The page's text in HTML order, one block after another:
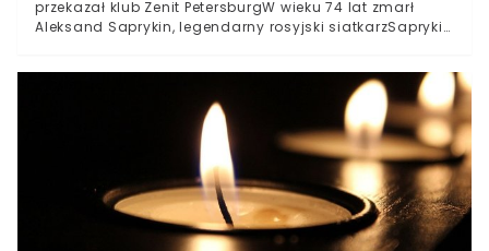
przekazał klub Zenit PetersburgW wieku 74 lat zmarł
Aleksand Saprykin, legendarny rosyjski siatkarzSaprykin
słynnego siatkarza Aleksandra Saprykina zasmuciły w
sobotę miłośników sportu. Saprykin zmarł w wieku 74 lat,
o czym poinformował klub Zenit Petersburg. W Rosji
zmarły siatkarz cieszył się statusem prawdziwej